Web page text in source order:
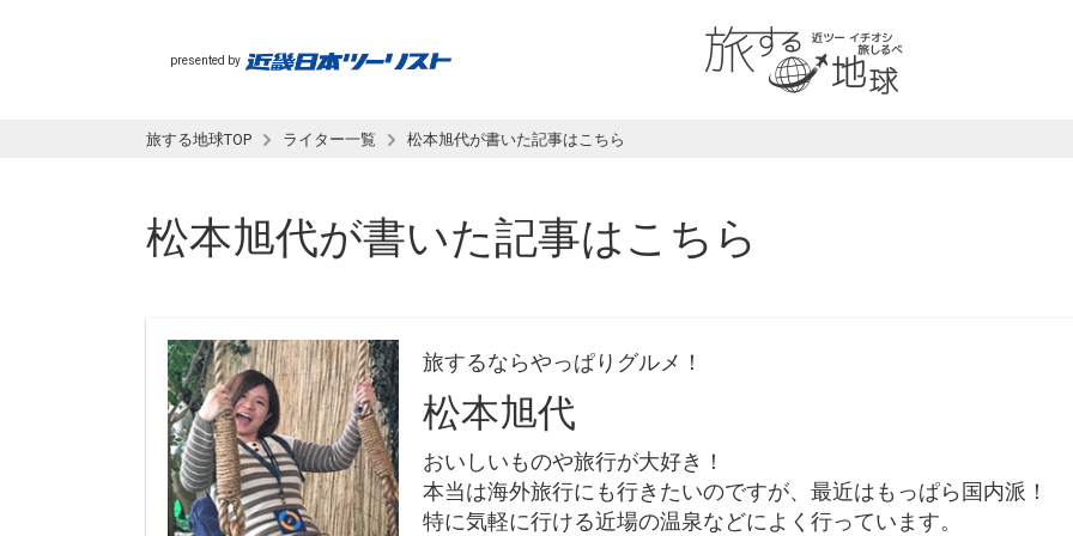
presented by
旅する地球TOP ライター一覧 松本旭代が書いた記事はこちら
松本旭代が書いた記事はこちら
旅するならやっぱりグルメ！
松本旭代
おいしいものや旅行が大好き！
本当は海外旅行にも行きたいのですが、最近はもっぱら国内派！
特に気軽に行ける近場の温泉などによく行っています。